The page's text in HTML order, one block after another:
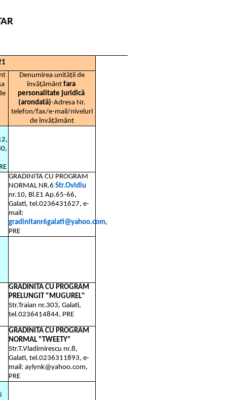
Denumirea unității de
învățământ fara
personalitate juridică
(arondată)-Adresa Nr.
telefon/fax/e-mail/niveluri
de învățământ
GRADINITA CU PROGRAM
NORMAL NR.6 Str.Ovidiu
nr.10, Bl.E1 Ap.65-66,
Galati, tel.0236431627, e-
mail:
gradinitanr6galati@yahoo.com,
PRE
GRADINITA CU PROGRAM
PRELUNGIT "MUGUREL"
Str.Traian nr.303, Galati,
tel.0236414844, PRE
GRADINITA CU PROGRAM
NORMAL "TWEETY"
Str.T.Vladimirescu nr.8,
Galati, tel.0236311893, e-
mail: aylynk@yahoo.com,
PRE